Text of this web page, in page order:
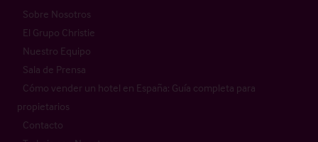
Sobre Nosotros
El Grupo Christie
Nuestro Equipo
Sala de Prensa
Cómo vender un hotel en España: Guía completa para
propietarios
Contacto